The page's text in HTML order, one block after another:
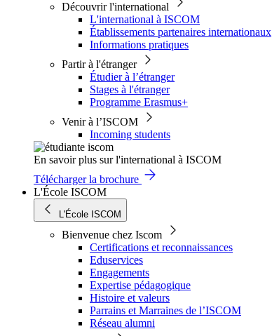
Découvrir l'international
L'international à ISCOM
Établissements partenaires internationaux
Informations pratiques
Partir à l'étranger
Étudier à l’étranger
Stages à l'étranger
Programme Erasmus+
Venir à l’ISCOM
Incoming students
En savoir plus sur l'international à ISCOM
Télécharger la brochure
L'École ISCOM
L'École ISCOM
Bienvenue chez Iscom
Certifications et reconnaissances
Eduservices
Engagements
Expertise pédagogique
Histoire et valeurs
Parrains et Marraines de l’ISCOM
Réseau alumni